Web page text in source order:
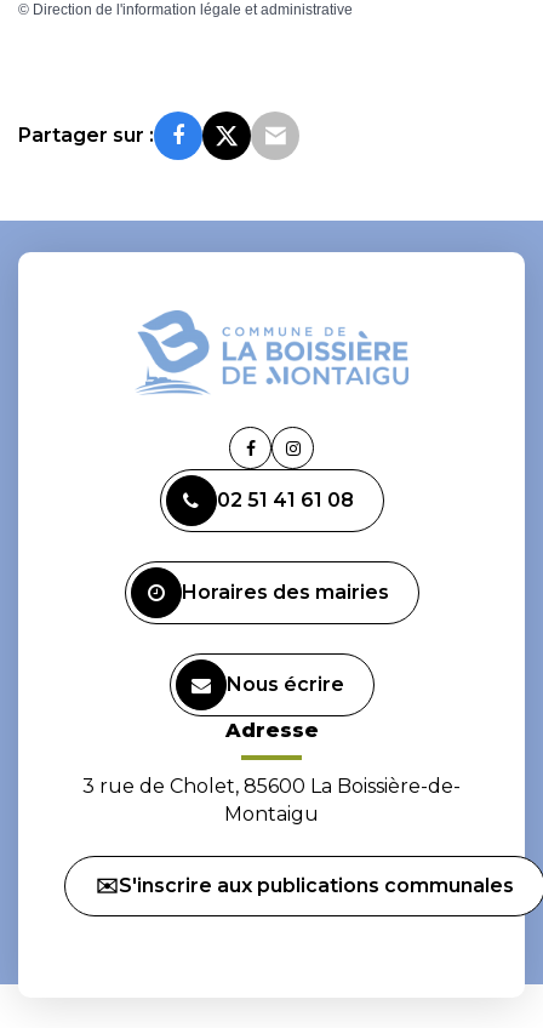
© Direction de l'information légale et administrative
Partager sur :
Lien
le
compte
Lien
le
compte
02 51 41 61 08
Horaires des mairies
Nous écrire
Adresse
3 rue de Cholet, 85600 La Boissière-de-
Montaigu
✉️S'inscrire aux publications communales